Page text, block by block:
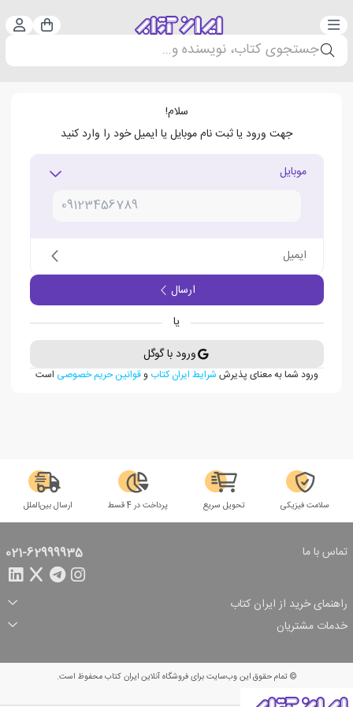
دسته‌بندی سبد
جستجوی کتاب، نویسنده و...
سلام!
جهت ورود یا ثبت نام موبایل یا ایمیل خود را وارد کنید
موبایل
ایمیل
ارسال
یا
ورود با گوگل
ورود شما به معنای پذیرش شرایط ایران کتاب وقوانین حریم خصوصی است
سلامت فیزیکی تحویل سریع پرداخت در 4 قسط ارسال بین‌الملل
تماس با ما 021-62999935
راهنمای خرید از ایران کتاب
ثبت سفارش
شرایط ارسال سفارش
شیوه پرداخت
تخفیف‌های خرید
خدمات مشتریان
© تمام حقوق این وب‌سایت برای فروشگاه آنلاین ایران کتاب محفوظ است.